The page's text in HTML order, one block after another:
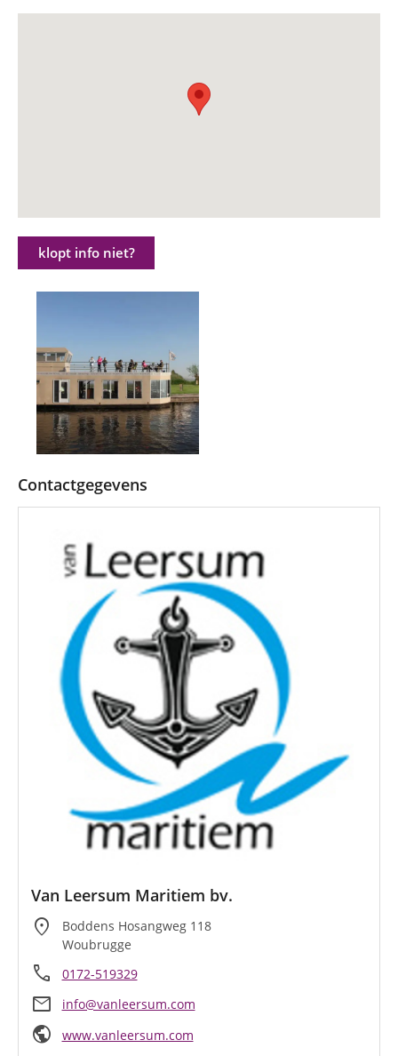
klopt info niet?
Contactgegevens
Van Leersum Maritiem bv.
location_on
Boddens Hosangweg 118
Woubrugge
call 0172-519329
mail info@vanleersum.com
public www.vanleersum.com